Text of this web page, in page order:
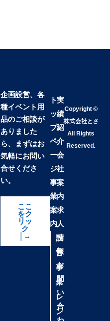
企画設営、各
種イベント用
品のご相談が
ありました
ら、まずはお
気軽にお問い
合せくださ
い。
ここ
をク
リッ
ク
│→
ト
ッ
プ
ペ
ー
ジ
事
業
案
内
設
営
事
業
レ
ン
実
績
紹
介
会
社
案
内
求
人
情
報
お
問
い
合
Copyright ©
株式会社とさ
All Rights
Reserved.